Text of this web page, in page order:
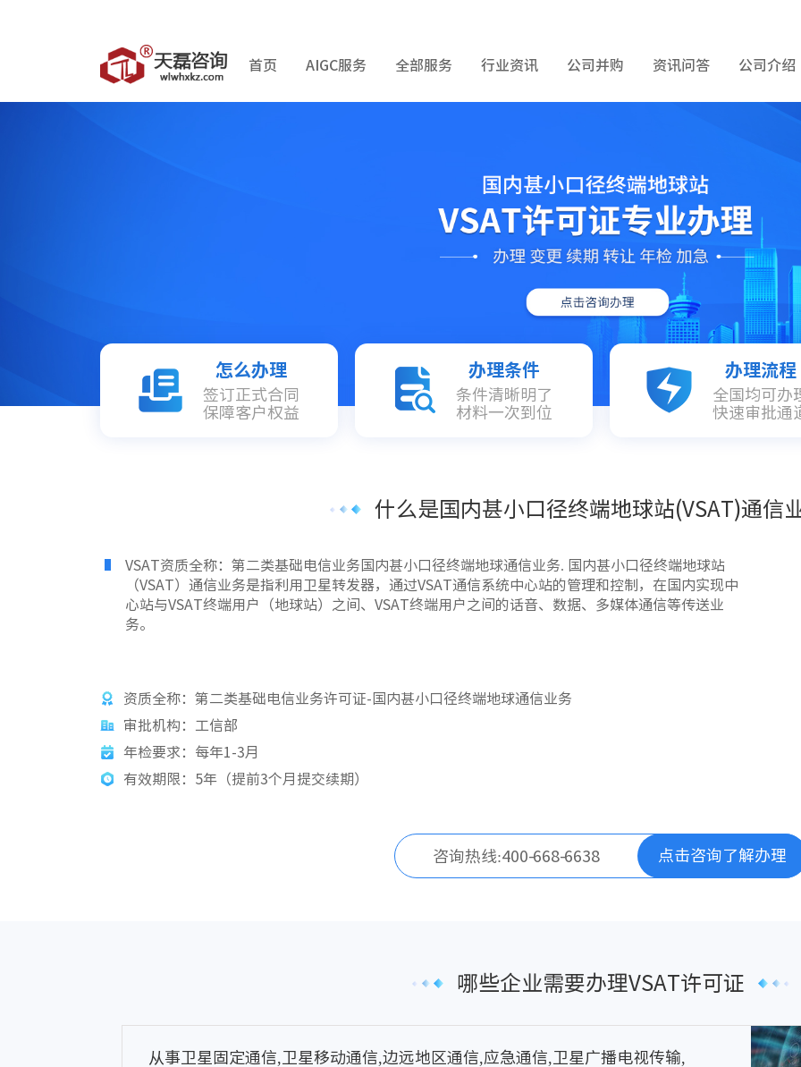
首页 AIGC服务 全部服务 行业资讯 公司并购 资讯问答 公司介绍
怎么办理
签订正式合同
保障客户权益
办理条件
条件清晰明了
材料一次到位
办理流程
全国均可办
快速审批通
什么是国内甚小口径终端地球站(VSAT)通信
VSAT资质全称：第二类基础电信业务国内甚小口径终端地球通信业务. 国内甚小口径终端地球站
（VSAT）通信业务是指利用卫星转发器，通过VSAT通信系统中心站的管理和控制，在国内实现中
心站与VSAT终端用户（地球站）之间、VSAT终端用户之间的话音、数据、多媒体通信等传送业
务。
资质全称：第二类基础电信业务许可证-国内甚小口径终端地球通信业务
审批机构：工信部
年检要求：每年1-3月
有效期限：5年（提前3个月提交续期）
咨询热线:400-668-6638 点击咨询了解办理
哪些企业需要办理VSAT许可证
从事卫星固定通信,卫星移动通信,边远地区通信,应急通信,卫星广播电视传输,